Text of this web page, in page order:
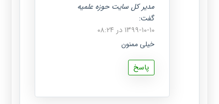
مدیر کل سایت حوزه علمیه
گفت:
۱۳۹۹-۱۰-۱۰ در ۰۸:۲۴
خیلی ممنون
پاسخ